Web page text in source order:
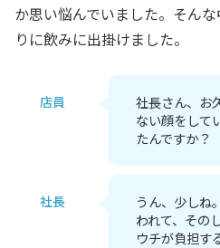
か思い悩んでいました。そん
りに飲みに出掛けました。
店員
社長さん、お
ない顔をして
たんですか？
社長
うん、少しね
われて、その
ウチが負担す